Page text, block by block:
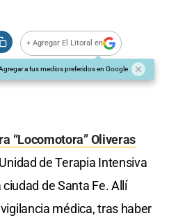
+ Agregar El Litoral en
a tus medios preferidos en Google
“Locomotora” Oliveras
de Terapia Intensiva
ciudad de Santa Fe. Allí
médica, tras haber